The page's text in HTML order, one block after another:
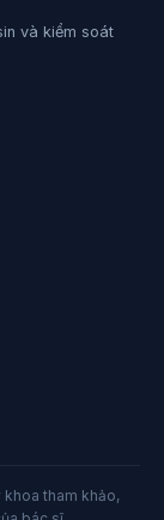
và kiểm soát
tham khảo,